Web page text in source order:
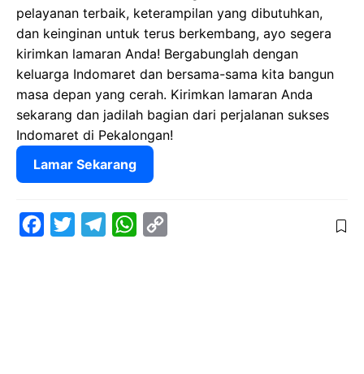
pelayanan terbaik, keterampilan yang dibutuhkan,
dan keinginan untuk terus berkembang, ayo segera
kirimkan lamaran Anda! Bergabunglah dengan
keluarga Indomaret dan bersama-sama kita bangun
masa depan yang cerah. Kirimkan lamaran Anda
sekarang dan jadilah bagian dari perjalanan sukses
Indomaret di Pekalongan!
Lamar Sekarang
W